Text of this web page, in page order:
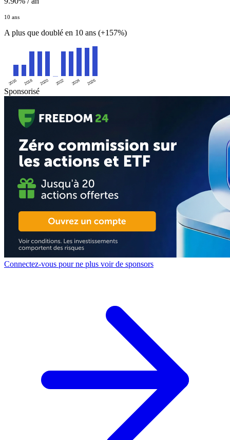
10 ans
A plus que doublé en 10 ans (+157%)
2016 2018 2020 2022 2024 2026
Sponsorisé
Connectez-vous pour ne plus voir de sponsors